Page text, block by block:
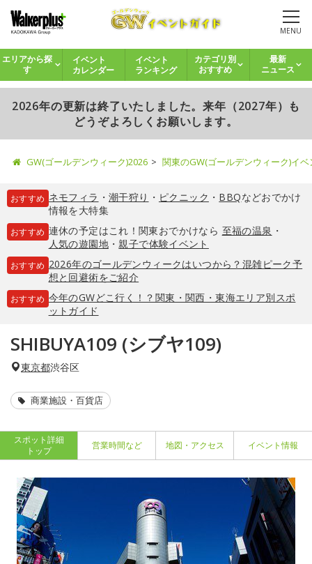
MENU
エリアから探
す
イベント
カレンダー
イベント
ランキング
カテゴリ別
おすすめ
最新
ニュース
2026年の更新は終了いたしました。来年（2027年）も
どうぞよろしくお願いします。
GW(ゴールデンウィーク)2026 関東のGW(ゴールデンウィーク)イ
おすすめ ネモフィラ ・ 潮干狩り ・ ピクニック ・ BBQなどおでかけ
情報を大特集
おすすめ 連休の予定はこれ！関東おでかけなら 至福の温泉 ・
人気の遊園地・親子で体験イベント
おすすめ 2026年のゴールデンウィークはいつから？混雑ピーク予
想と回避術をご紹介
おすすめ 今年のGWどこ行く！？関東・関西・東海エリア別スポ
ットガイド
SHIBUYA109 (シブヤ109)
東京都渋谷区
商業施設・百貨店
スポット詳細
トップ
営業時間など 地図・アクセス イベント情報